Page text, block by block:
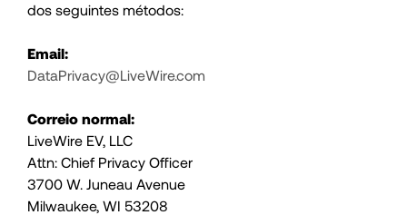
dos seguintes métodos:
Email:
DataPrivacy@LiveWire.com
Correio normal:
LiveWire EV, LLC
Attn: Chief Privacy Officer
3700 W. Juneau Avenue
Milwaukee, WI 53208